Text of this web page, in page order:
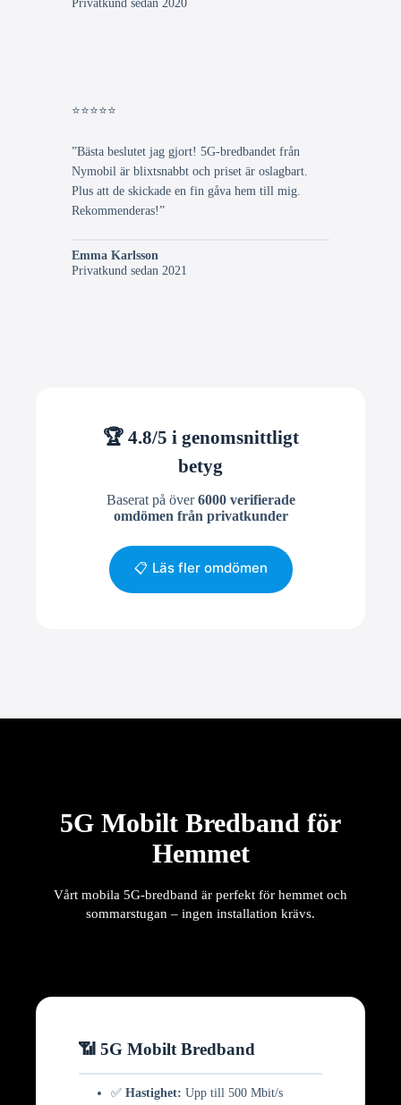
⭐⭐⭐⭐⭐
”Bästa beslutet jag gjort! 5G-bredbandet från
Nymobil är blixtsnabbt och priset är oslagbart.
Plus att de skickade en fin gåva hem till mig.
Rekommenderas!”
Emma Karlsson
Privatkund sedan 2021
🏆 4.8/5 i genomsnittligt
betyg
Baserat på över6000 verifierade
omdömen från privatkunder
📋 Läs fler omdömen
5G Mobilt Bredband för
Hemmet
Vårt mobila 5G-bredband är perfekt för hemmet och
sommarstugan – ingen installation krävs.
📶 5G Mobilt Bredband
✅ Hastighet: Upp till 500 Mbit/s